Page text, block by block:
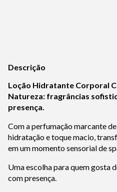
Descrição
Loção Hidratante Corporal
Natureza: fragrâncias
presença.
Com a perfumação marcante
hidratação e toque macio,
em um momento sensorial de
Uma escolha para quem gosta
com presença.